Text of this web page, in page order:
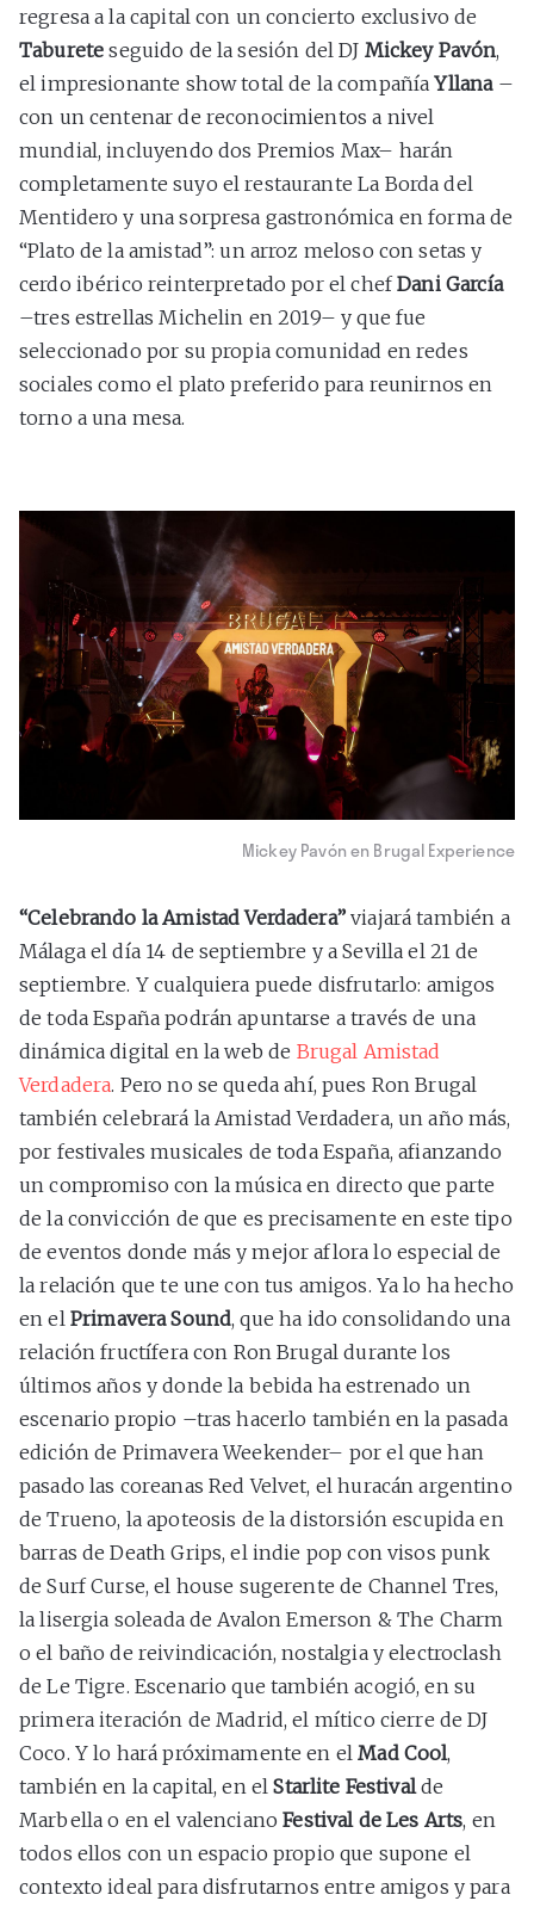
regresa a la capital con un concierto exclusivo de
Taburete seguido de la sesión del DJ Mickey Pavón,
el impresionante show total de la compañíaYllana–
con un centenar de reconocimientos a nivel
mundial, incluyendo dos Premios Max– harán
completamente suyo el restaurante La Borda del
Mentidero y una sorpresa gastronómica en forma de
“Plato de la amistad”: un arroz meloso con setas y
cerdo ibérico reinterpretado por el chefDani García
–tres estrellas Michelin en 2019– y que fue
seleccionado por su propia comunidad en redes
sociales como el plato preferido para reunirnos en
torno a una mesa.
Mickey Pavón en Brugal Experience
“Celebrando la Amistad Verdadera”viajará también a
Málaga el día 14 de septiembre y a Sevilla el 21 de
septiembre. Y cualquiera puede disfrutarlo: amigos
de toda España podrán apuntarse a través de una
dinámica digital en la web de Brugal Amistad
Verdadera. Pero no se queda ahí, pues Ron Brugal
también celebrará la Amistad Verdadera, un año más,
por festivales musicales de toda España, afianzando
un compromiso con la música en directo que parte
de la convicción de que es precisamente en este tipo
de eventos donde más y mejor aflora lo especial de
la relación que te une con tus amigos. Ya lo ha hecho
en el Primavera Sound, que ha ido consolidando una
relación fructífera con Ron Brugal durante los
últimos años y donde la bebida ha estrenado un
escenario propio –tras hacerlo también en la pasada
edición de Primavera Weekender– por el que han
pasado las coreanas Red Velvet, el huracán argentino
de Trueno, la apoteosis de la distorsión escupida en
barras de Death Grips, el indie pop con visos punk
de Surf Curse, el house sugerente de Channel Tres,
la lisergia soleada de Avalon Emerson & The Charm
o el baño de reivindicación, nostalgia y electroclash
de Le Tigre. Escenario que también acogió, en su
primera iteración de Madrid, el mítico cierre de DJ
Coco. Y lo hará próximamente en elMad Cool,
también en la capital, en elStarlite Festivalde
Marbella o en el valencianoFestival de Les Arts, en
todos ellos con un espacio propio que supone el
contexto ideal para disfrutarnos entre amigos y para